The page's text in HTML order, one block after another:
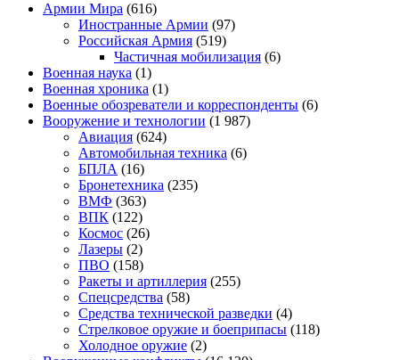
Армии Мира (616)
Иностранные Армии (97)
Российская Армия (519)
Частичная мобилизация (6)
Военная наука (1)
Военная хроника (1)
Военные обозреватели и корреспонденты (6)
Вооружение и технологии (1 987)
Авиация (624)
Автомобильная техника (6)
БПЛА (16)
Бронетехника (235)
ВМФ (363)
ВПК (122)
Космос (26)
Лазеры (2)
ПВО (158)
Ракеты и артиллерия (255)
Спецсредства (58)
Средства технической разведки (4)
Стрелковое оружие и боеприпасы (118)
Холодное оружие (2)